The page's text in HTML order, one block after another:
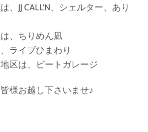
JJ CALL’N、シェルター、あり
、ちりめん凪
イブひまわり
は、ビートガレージ
お越し下さいませ♪